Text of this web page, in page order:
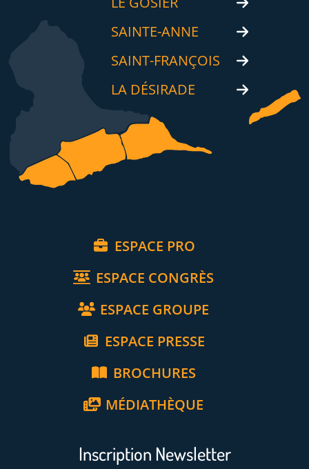
SAINTE-ANNE
SAINT-FRANÇOIS
LA DÉSIRADE
ESPACE PRO
ESPACE CONGRÈS
ESPACE GROUPE
ESPACE PRESSE
BROCHURES
MÉDIATHÈQUE
Inscription Newsletter